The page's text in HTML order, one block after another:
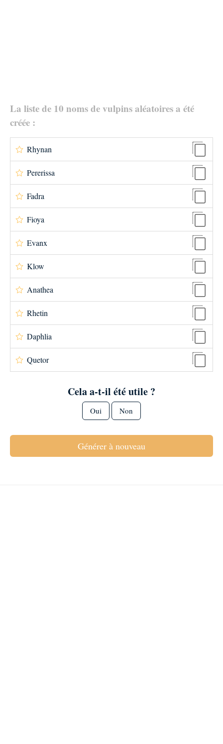
La liste de 10 noms de vulpins aléatoires a été
créée :
Rhynan
Pererissa
Fadra
Fioya
Evanx
Klow
Anathea
Rhetin
Daphlia
Quetor
Cela a-t-il été utile ?
Oui Non
Générer à nouveau